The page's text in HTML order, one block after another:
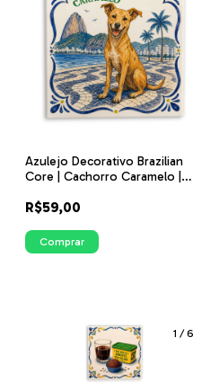
Azulejo Decorativo Brazilian
Core | Cachorro Caramelo |
R$59,00
Comprar
1 /6